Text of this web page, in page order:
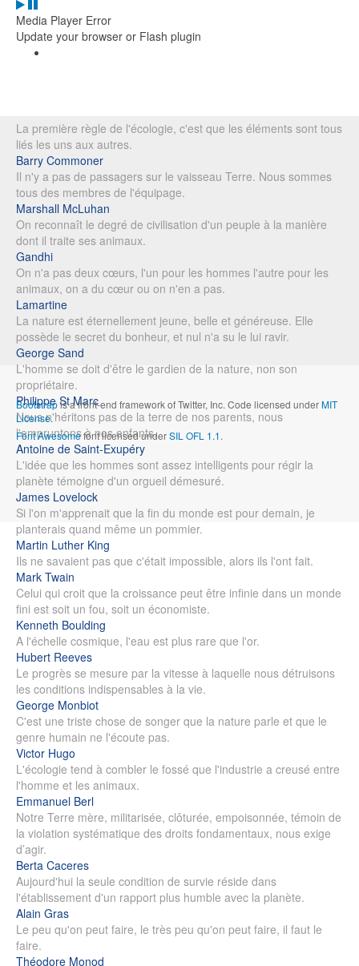
Media Player Error
Update your browser or Flash plugin
La première règle de l'écologie, c'est que les éléments sont tous
liés les uns aux autres.
Barry Commoner
Il n'y a pas de passagers sur le vaisseau Terre. Nous sommes
tous des membres de l'équipage.
Marshall McLuhan
On reconnaît le degré de civilisation d'un peuple à la manière
dont il traite ses animaux.
Gandhi
On n'a pas deux cœurs, l'un pour les hommes l'autre pour les
animaux, on a du cœur ou on n'en a pas.
Lamartine
La nature est éternellement jeune, belle et généreuse. Elle
possède le secret du bonheur, et nul n'a su le lui ravir.
George Sand
L'homme se doit d'être le gardien de la nature, non son
propriétaire.
Philippe St Marc
Nous n'héritons pas de la terre de nos parents, nous
l'empruntons à nos enfants.
Antoine de Saint-Exupéry
L'idée que les hommes sont assez intelligents pour régir la
planète témoigne d'un orgueil démesuré.
James Lovelock
Si l'on m'apprenait que la fin du monde est pour demain, je
planterais quand même un pommier.
Martin Luther King
Ils ne savaient pas que c'était impossible, alors ils l'ont fait.
Mark Twain
Celui qui croit que la croissance peut être infinie dans un monde
fini est soit un fou, soit un économiste.
Kenneth Boulding
A l'échelle cosmique, l'eau est plus rare que l'or.
Hubert Reeves
Le progrès se mesure par la vitesse à laquelle nous détruisons
les conditions indispensables à la vie.
George Monbiot
C'est une triste chose de songer que la nature parle et que le
genre humain ne l'écoute pas.
Victor Hugo
L'écologie tend à combler le fossé que l'industrie a creusé entre
l'homme et les animaux.
Emmanuel Berl
Notre Terre mère, militarisée, clôturée, empoisonnée, témoin de
la violation systématique des droits fondamentaux, nous exige
d’agir.
Berta Caceres
Aujourd'hui la seule condition de survie réside dans
l'établissement d'un rapport plus humble avec la planète.
Alain Gras
Le peu qu'on peut faire, le très peu qu'on peut faire, il faut le
faire.
Théodore Monod
Bootstrapis a front-end framework of Twitter, Inc. Code licensed underMIT
License.
Font Awesomefont licensed underSIL OFL 1.1.